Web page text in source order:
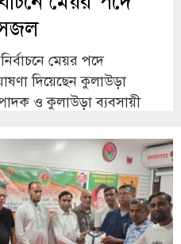
মেয়র পদে
দিয়েছেন কুলাউড়া
ও কুলাউড়া ব্যবসায়ী